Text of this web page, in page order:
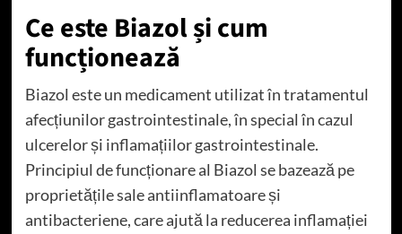
Ce este Biazol și cum
funcționează
Biazol este un medicament utilizat în tratamentul
afecțiunilor gastrointestinale, în special în cazul
ulcerelor și inflamațiilor gastrointestinale.
Principiul de funcționare al Biazol se bazează pe
proprietățile sale antiinflamatoare și
antibacteriene, care ajută la reducerea inflamației